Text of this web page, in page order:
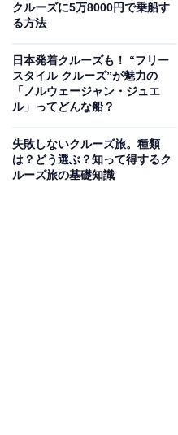
クルーズに5万8000円で乗船す
る方法
日本発着クルーズも！ “フリー
スタイル クルーズ”が魅力の
「ノルウェージャン・ジュエ
ル」ってどんな船？
失敗しないクルーズ旅。種類
は？どう選ぶ？知って得するク
ルーズ旅の基礎知識